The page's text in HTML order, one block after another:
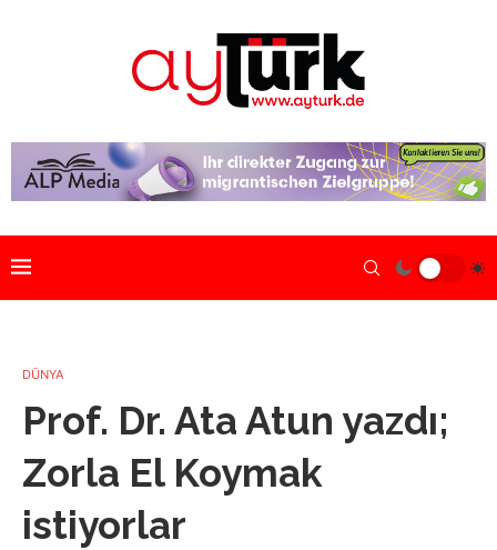
DÜNYA
Prof. Dr. Ata Atun yazdı;
Zorla El Koymak
istiyorlar